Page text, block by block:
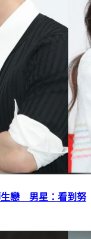
生戀 男星：看到努